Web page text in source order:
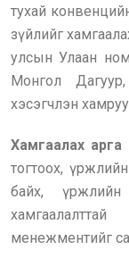
тухай
зүйлийг
улсын Улаан
Монгол
хэсэгчлэн
Хамгаалах
тогтоох,
байх,
менежментийг